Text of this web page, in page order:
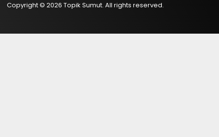
Copyright © 2026 Topik Sumut. All rights reserved.